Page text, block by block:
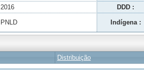
2016 DDD :
PNLD Indígena :
Distribuição